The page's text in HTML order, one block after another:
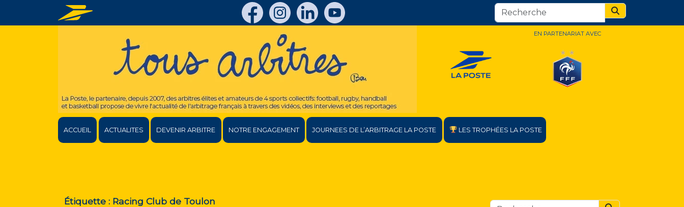
Search
EN PARTENARIAT AVEC
ACCUEIL ACTUALITES DEVENIR ARBITRE NOTRE ENGAGEMENT JOURNEES DE L’ARBITRAGE LA POSTE LES TROPHÉES LA POSTE
Étiquette : Racing Club de Toulon